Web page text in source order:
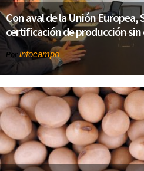
Con aval de la Unión Europea,
certificación de producción
Por infocampo